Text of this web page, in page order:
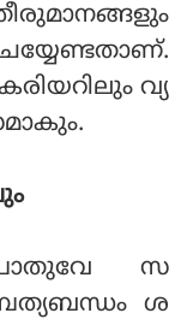
വ്യ
സ
ശ